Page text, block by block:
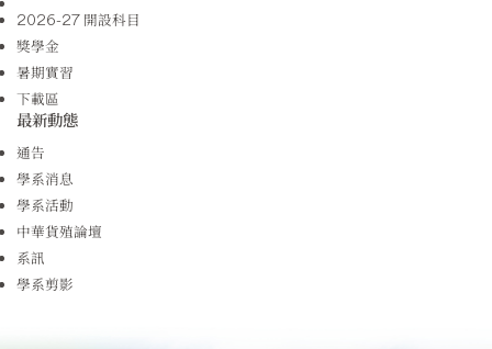
2026-27 開設科目
獎學金
暑期實習
下載區
最新動態
通告
學系消息
學系活動
中華貨殖論壇
系訊
學系剪影